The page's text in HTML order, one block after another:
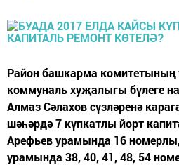
Район башкарма комитетының
коммуналь хуҗалыгы бүлеге
Алмаз Сәлахов сүзләренә
шәһәрдә 7 күпкатлы йорт
Арефьев урамында 16
урамында 38, 40, 41, 48, 54